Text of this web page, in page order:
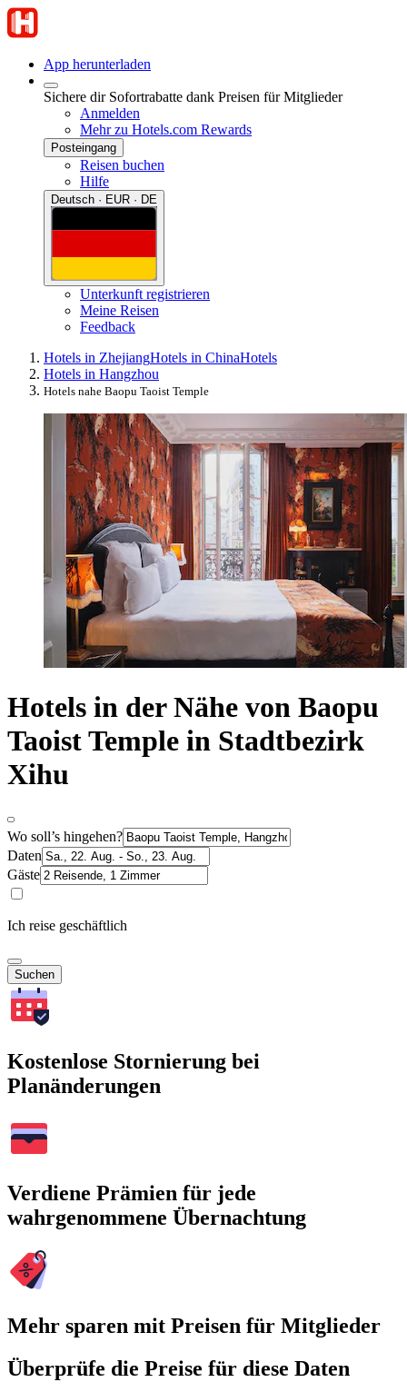
App herunterladen
Sichere dir Sofortrabatte dank Preisen für Mitglieder
Anmelden
Mehr zu Hotels.com Rewards
Posteingang
Reisen buchen
Hilfe
Deutsch · EUR · DE
Unterkunft registrieren
Meine Reisen
Feedback
Hotels in ZhejiangHotels in ChinaHotels
Hotels in Hangzhou
Hotels nahe Baopu Taoist Temple
Hotels in der Nähe von Baopu
Taoist Temple in Stadtbezirk
Xihu
Wo soll’s hingehen?
Daten
Gäste
Ich reise geschäftlich
Suchen
Kostenlose Stornierung bei
Planänderungen
Verdiene Prämien für jede
wahrgenommene Übernachtung
Mehr sparen mit Preisen für Mitglieder
Überprüfe die Preise für diese Daten